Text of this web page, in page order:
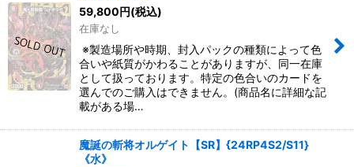
59,800 円(税込)
在庫なし
※製造場所や時期、封入パックの種類によって色
合いや紙質がかわることがありますが、同一在庫
として扱っております。特定の色合いのカードを
選んでのご購入はできません。(商品名に詳細な記
載がある場…
魔誕の斬将オルゲイト【SR】{24RP4S2/S11}
《水》